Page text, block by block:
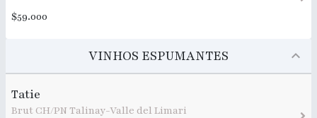
$59.000
VINHOS ESPUMANTES
Tatie
Brut CH/PN Talinay-Valle del Limari